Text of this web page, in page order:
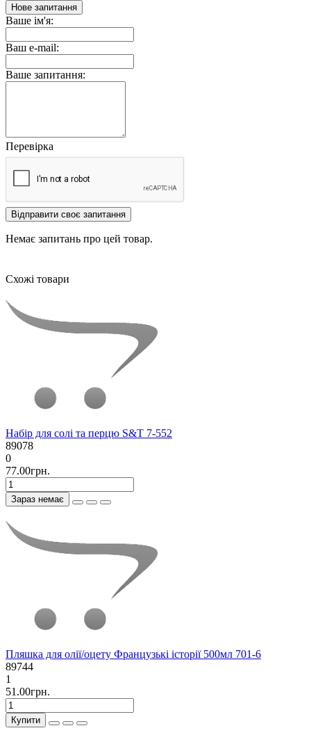
Нове запитання
Ваше ім'я:
Ваш e-mail:
Ваше запитання:
Перевірка
Відправити своє запитання
Немає запитань про цей товар.
Схожі товари
Набір для солі та перцю S&T 7-552
89078
0
77.00грн.
Зараз немає
Пляшка для олії/оцету Французькі історії 500мл 701-6
89744
1
51.00грн.
Купити